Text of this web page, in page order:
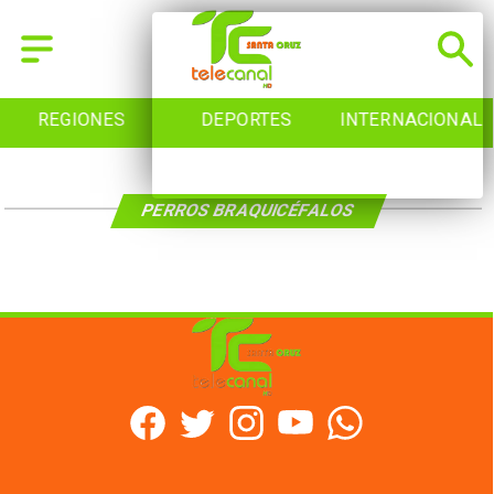
REGIONES DEPORTES INTERNACIONAL
PERROS BRAQUICÉFALOS